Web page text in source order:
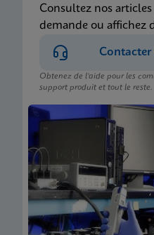
Consultez nos articles
demande ou affichez
Obtenez de l’aide pour les
support produit et tout le reste.